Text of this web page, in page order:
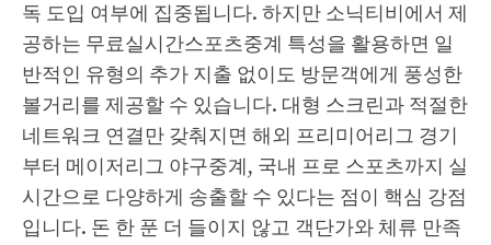
독 도입 여부에 집중됩니다. 하지만 소닉티비에서 제
공하는 무료실시간스포츠중계 특성을 활용하면 일
반적인 유형의 추가 지출 없이도 방문객에게 풍성한
볼거리를 제공할 수 있습니다. 대형 스크린과 적절한
네트워크 연결만 갖춰지면 해외 프리미어리그 경기
부터 메이저리그 야구중계, 국내 프로 스포츠까지 실
시간으로 다양하게 송출할 수 있다는 점이 핵심 강점
입니다. 돈 한 푼 더 들이지 않고 객단가와 체류 만족